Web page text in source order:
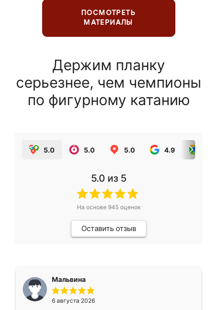
ПОСМОТРЕТЬ
МАТЕРИАЛЫ
Держим планку
серьезнее, чем чемпионы
по фигурному катанию
5.0 5.0 5.0 4.9
5.0 из 5
На основе 945оценок
Оставить отзыв
Мальвина
6 августа 2026